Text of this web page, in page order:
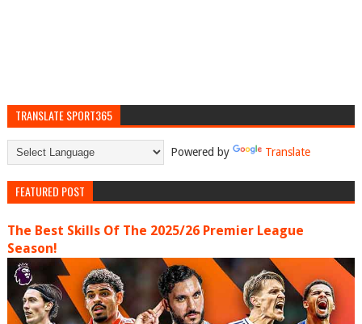
TRANSLATE SPORT365
Powered by Translate
FEATURED POST
The Best Skills Of The 2025/26 Premier League
Season!